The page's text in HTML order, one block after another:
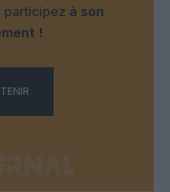
participez à son
!